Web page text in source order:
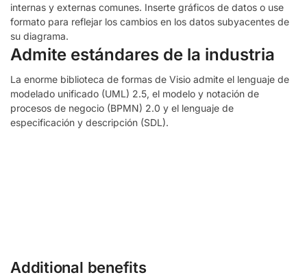
internas y externas comunes. Inserte gráficos de datos o use
formato para reflejar los cambios en los datos subyacentes de
su diagrama.
Admite estándares de la industria
La enorme biblioteca de formas de Visio admite el lenguaje de
modelado unificado (UML) 2.5, el modelo y notación de
procesos de negocio (BPMN) 2.0 y el lenguaje de
especificación y descripción (SDL).
Additional benefits